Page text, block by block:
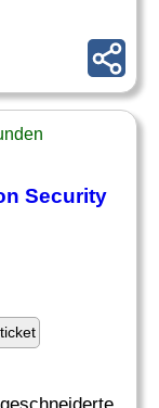
Security